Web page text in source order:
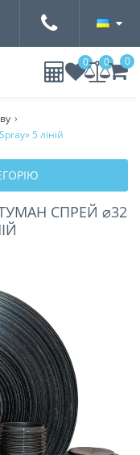
0 0 0
5 ліній
СПРЕЙ ⌀32